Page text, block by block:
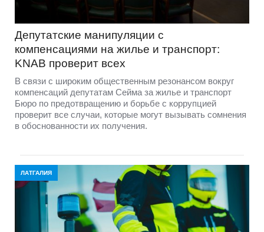
Депутатские манипуляции с
компенсациями на жилье и транспорт:
KNAB проверит всех
В связи с широким общественным резонансом вокруг
компенсаций депутатам Сейма за жилье и транспорт
Бюро по предотвращению и борьбе с коррупцией
проверит все случаи, которые могут вызывать сомнения
в обоснованности их получения.
ЛАТГАЛИЯ